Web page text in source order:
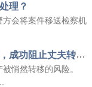
理？
会将案件移送检察机
私家调查介入婚外情风波：妻子委托取证，成功阻止丈夫转移房产
悄然转移的风险。